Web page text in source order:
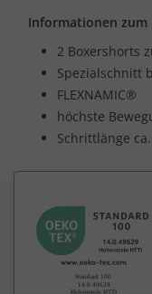
Informationen zum
2 Boxershorts
Spezialschnitt
FLEXNAMIC®
höchste
Schrittlänge